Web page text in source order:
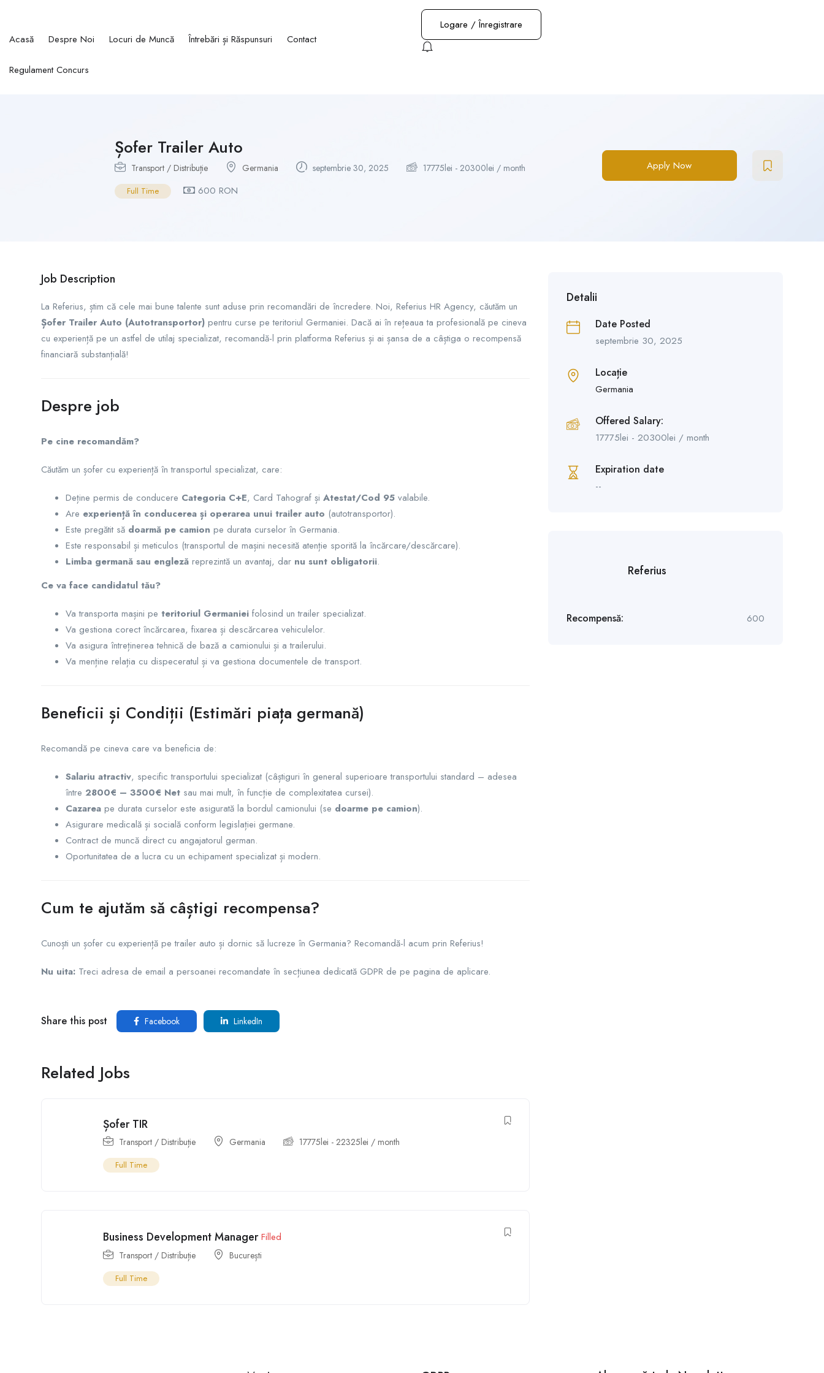
Acasă Despre Noi Locuri de Muncă Întrebări și Răspunsuri Contact
Regulament Concurs
Logare / Înregistrare
Șofer Trailer Auto
Transport / Distribuție Germania septembrie 30, 2025 17775lei - 20300lei / month
Full Time 600 RON
Apply Now
Job Description
La Referius, știm că cele mai bune talente sunt aduse prin recomandări de încredere. Noi, Referius HR Agency, căutăm un
Șofer Trailer Auto (Autotransportor) pentru curse pe teritoriul Germaniei. Dacă ai în rețeaua ta profesională pe cineva
cu experiență pe un astfel de utilaj specializat, recomandă-l prin platforma Referius și ai șansa de a câștiga o recompensă
financiară substanțială!
Despre job
Pe cine recomandăm?
Căutăm un șofer cu experiență în transportul specializat, care:
Deține permis de conducere Categoria C+E, Card Tahograf și Atestat/Cod 95 valabile.
Are experiență în conducerea și operarea unui trailer auto (autotransportor).
Este pregătit să doarmă pe camion pe durata curselor în Germania.
Este responsabil și meticulos (transportul de mașini necesită atenție sporită la încărcare/descărcare).
Limba germană sau engleză reprezintă un avantaj, dar nu sunt obligatorii.
Ce va face candidatul tău?
Va transporta mașini pe teritoriul Germaniei folosind un trailer specializat.
Va gestiona corect încărcarea, fixarea și descărcarea vehiculelor.
Va asigura întreținerea tehnică de bază a camionului și a trailerului.
Va menține relația cu dispeceratul și va gestiona documentele de transport.
Beneficii și Condiții (Estimări piața germană)
Recomandă pe cineva care va beneficia de:
Salariu atractiv, specific transportului specializat (câștiguri în general superioare transportului standard – adesea
între 2800€ – 3500€ Net sau mai mult, în funcție de complexitatea cursei).
Cazarea pe durata curselor este asigurată la bordul camionului (se doarme pe camion).
Asigurare medicală și socială conform legislației germane.
Contract de muncă direct cu angajatorul german.
Oportunitatea de a lucra cu un echipament specializat și modern.
Cum te ajutăm să câștigi recompensa?
Cunoști un șofer cu experiență pe trailer auto și dornic să lucreze în Germania? Recomandă-l acum prin Referius!
Nu uita: Treci adresa de email a persoanei recomandate în secțiunea dedicată GDPR de pe pagina de aplicare.
Share this post Facebook LinkedIn
Related Jobs
Șofer TIR
Transport / Distribuție Germania 17775lei - 22325lei / month
Full Time
Business Development Manager Filled
Transport / Distribuție București
Full Time
Detalii
Date Posted
septembrie 30, 2025
Locație
Germania
Offered Salary:
17775lei - 20300lei / month
Expiration date
--
Referius
Recompensă: 600